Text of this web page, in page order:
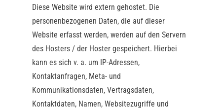
Diese Website wird extern gehostet. Die
personenbezogenen Daten, die auf dieser
Website erfasst werden, werden auf den Servern
des Hosters / der Hoster gespeichert. Hierbei
kann es sich v. a. um IP-Adressen,
Kontaktanfragen, Meta- und
Kommunikationsdaten, Vertragsdaten,
Kontaktdaten, Namen, Websitezugriffe und